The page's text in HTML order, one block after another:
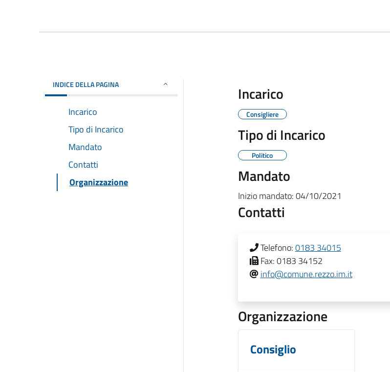
INDICE DELLA PAGINA
Incarico
Tipo di Incarico
Mandato
Contatti
Organizzazione
Incarico
Consigliere
Tipo di Incarico
Politico
Mandato
Inizio mandato:04/10/2021
Contatti
Telefono:0183 34015
Fax:0183 34152
info@comune.rezzo.im.it
Organizzazione
Consiglio